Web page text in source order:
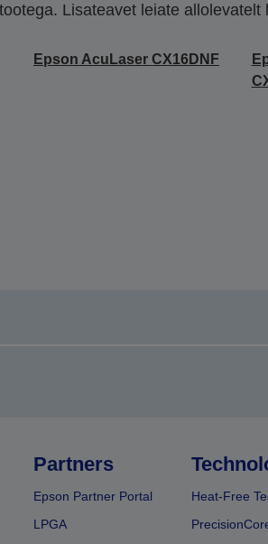
Lisateavet leiate allolevatelt
Epson AcuLaser CX16DNF
Partners
Epson Partner Portal
LPGA
Heat-Free